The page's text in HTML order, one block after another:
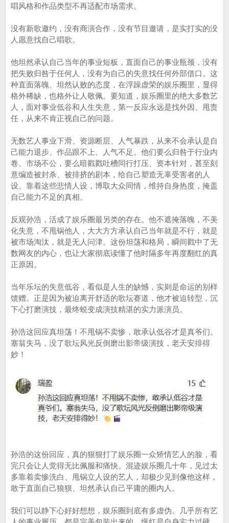
唱风格和作品类型不再适配市场需求。
没有新歌邀约，没有商演合作，没有节目邀请，是实打实的没
人愿意找自己唱歌。
他坦然承认自己当年的事业短板，直面自己的事业瓶颈，没有
把失败归咎于任何人，没有为自己的失意找任何外部借口。这
种直面落魄、坦然认败的态度，在浮躁虚荣的娱乐圈里，显得
格外稀缺，也格外让人敬佩。要知道，娱乐圈里的绝大多数艺
人，面对事业低谷和人生失意，第一反应永远是找外因、甩责
任，从来不肯正视自己的问题。
无数艺人事业下滑、资源断层、人气暴跌，从来不会承认是自
己能力退步、作品跟不上、人气不足。他们要么归咎于行业内
卷、市场不公，要么暗戳戳吐槽同行打压、资本针对，甚至刻
意编造被封杀、被排挤的剧本，给自己塑造无辜受害者的人
设。靠着这些悲情人设，博取大众同情，维持自身热度，掩盖
自己能力不足的真相。
反观孙浩，活成了娱乐圈最另类的存在。他不遮掩落魄，不美
化失意，不甩锅他人，大大方方承认自己当年就是不行，就是
被市场淘汰，就是无人问津。这份坦荡和格局，瞬间戳中了无
数网友的内心，也让大家彻底读懂了他时隔多年再度翻红的真
正原因。
当年乐坛的失意低谷，看似是人生的缺憾，实则是命运的别样
馈赠。正是因为被迫离开舒适的歌坛赛道，他才被迫转型，沉
下心打磨演技，最终蜕变成演技精湛的实力派演员。
孙浩这回应真坦荡！不甩锅不卖惨，敢承认低谷才是真爷们。
塞翁失马，没了歌坛风光反倒磨出影帝级演技，老天安排得
妙！
孙浩的这份回应，真的狠狠打了娱乐圈一众矫情艺人的脸，看
完只会让人觉得无比佩服和痛快。混迹娱乐圈几十年，见过太
多靠着卖惨洗白、甩锅立人设的艺人，却极少见到像他这样，
敢于直面自己狼狈、坦然承认自己平庸的圈内人。
我们可以静下心好好想想，娱乐圈到底有多虚伪。几乎所有艺